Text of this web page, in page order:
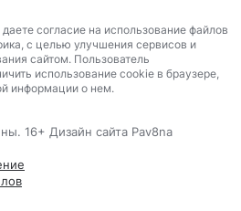
согласие на использование файлов
с целью улучшения сервисов и
сайтом. Пользователь
использование сооkіе в браузере,
информации о нем.
16+ Дизайн сайта Pav8na